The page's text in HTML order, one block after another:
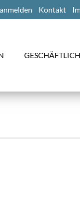
Kontakt
GESCHÄFTLICH